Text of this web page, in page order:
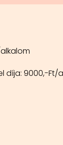
díja: 9000,-Ft/